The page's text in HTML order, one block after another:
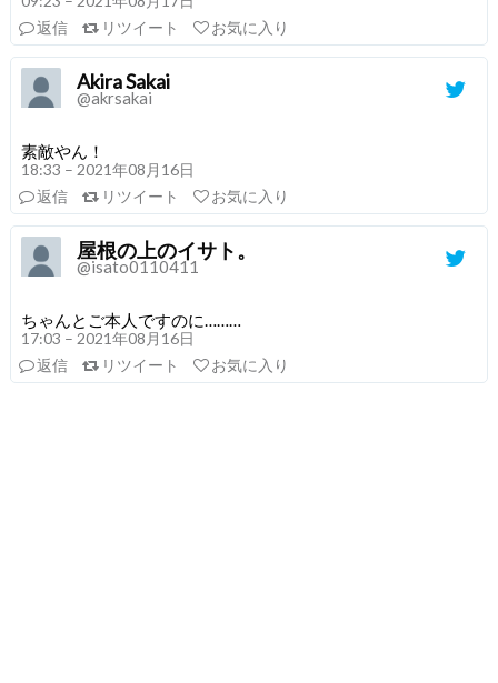
返信
リツイート お気に入り
Akira Sakai
@akrsakai
素敵やん！
18:33 – 2021年08月16日
返信
リツイート お気に入り
屋根の上のイサト。
@isato0110411
ちゃんとご本人ですのに………
17:03 – 2021年08月16日
返信
リツイート お気に入り